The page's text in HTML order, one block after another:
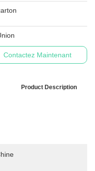
Contactez Maintenant
Product Description